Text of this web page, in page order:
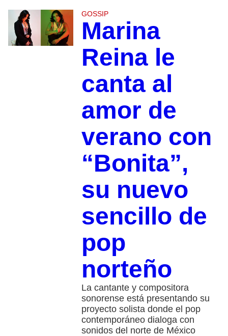
GOSSIP
Marina
Reina le
canta al
amor de
verano con
“Bonita”,
su nuevo
sencillo de
pop
norteño
La cantante y compositora
sonorense está presentando su
proyecto solista donde el pop
contemporáneo dialoga con
sonidos del norte de México